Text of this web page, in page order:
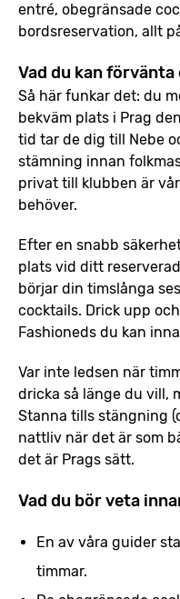
entré, obegränsade
bordsreservation, allt
Vad du kan förvänta
Så här funkar det: du
bekväm plats i Prag
tid tar de dig till Nebe
stämning innan
privat till klubben är
behöver.
Efter en snabb
plats vid ditt
börjar din timslånga
cocktails. Drick upp
Fashioneds du kan
Var inte ledsen när
dricka så länge du vill,
Stanna tills stängning
nattliv när det är som
det är Prags sätt.
Vad du bör veta
En av våra guider
timmar.